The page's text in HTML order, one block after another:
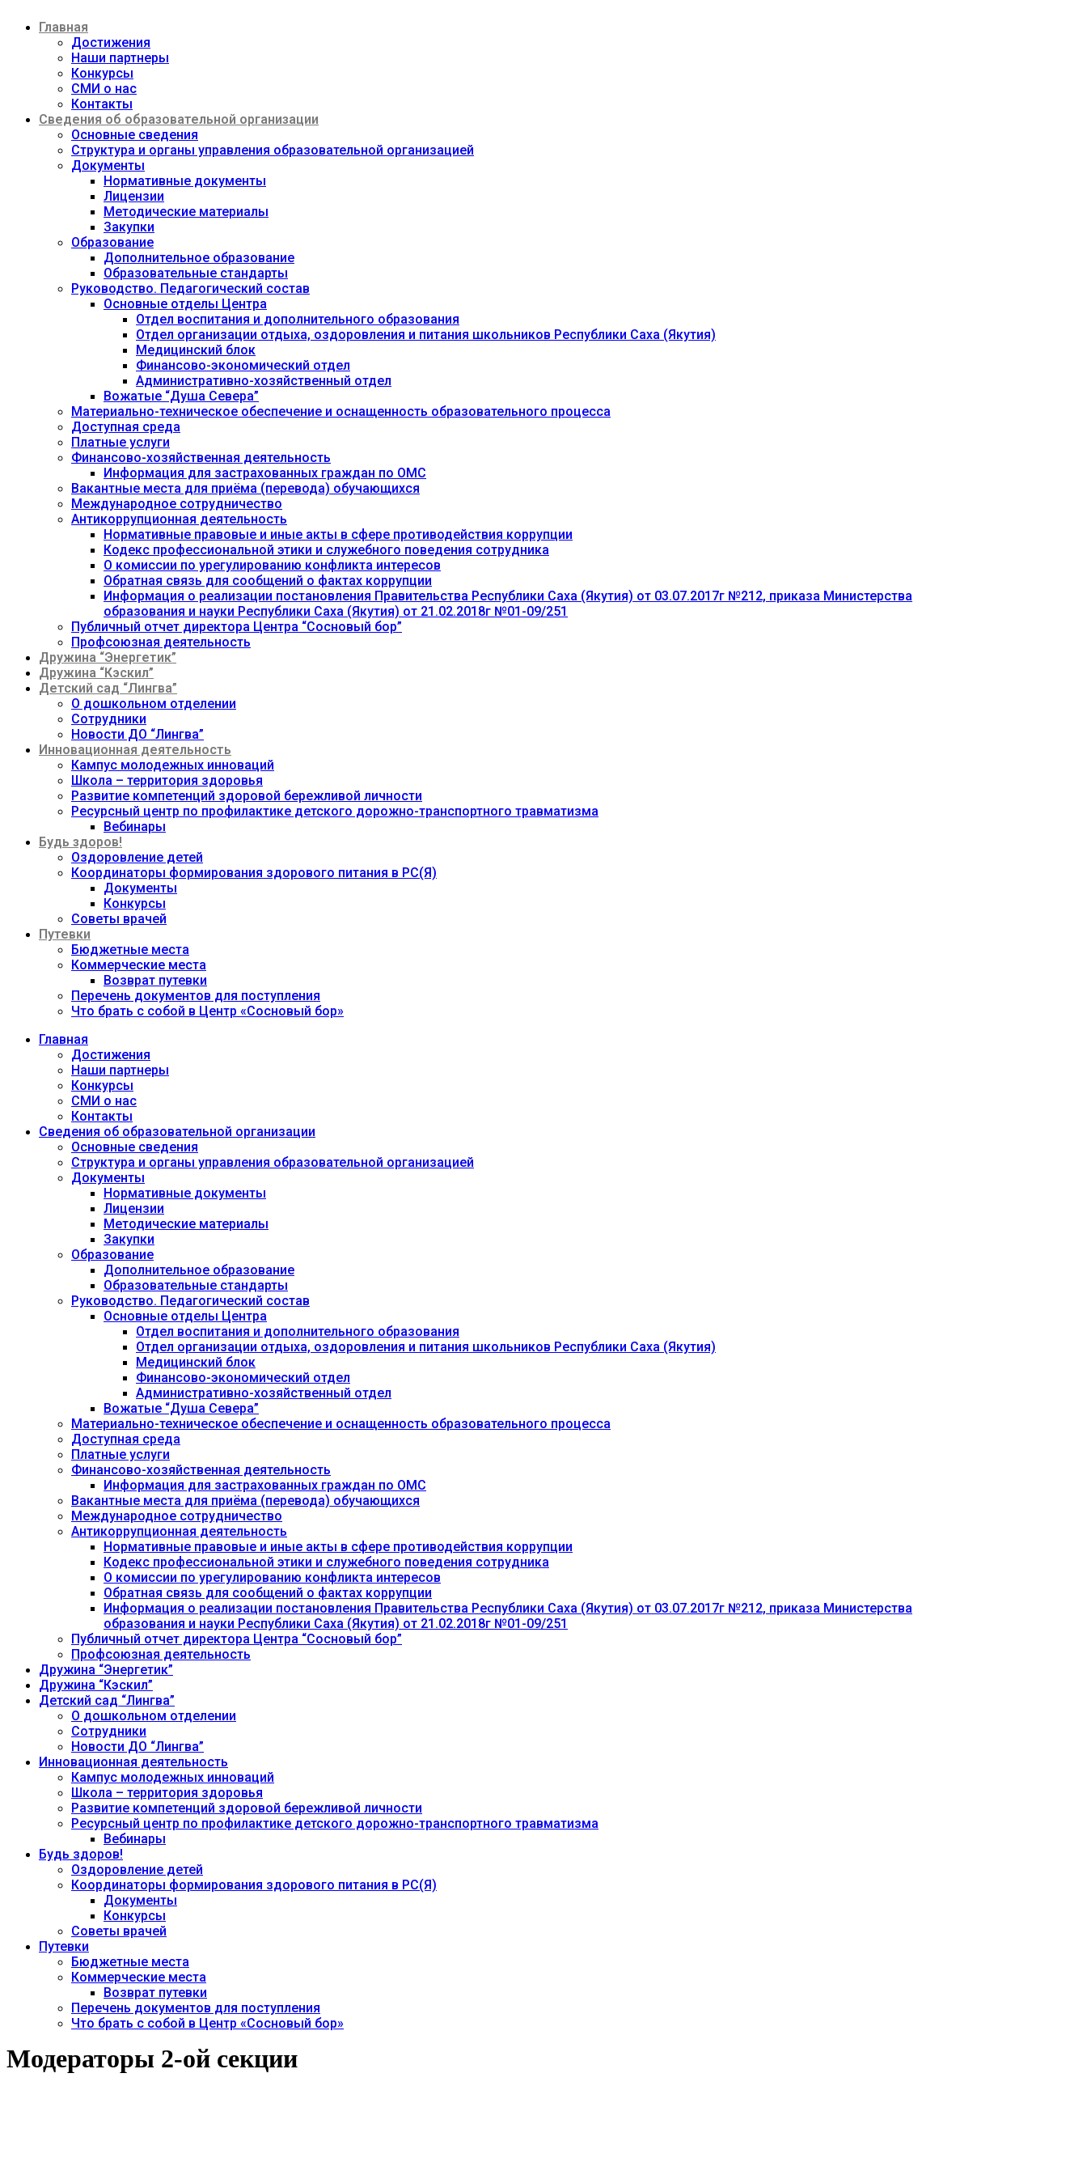
содержимому
Главная
Достижения
Наши партнеры
Конкурсы
СМИ о нас
Контакты
Сведения об образовательной организации
Основные сведения
Структура и органы управления образовательной организацией
Документы
Нормативные документы
Лицензии
Методические материалы
Закупки
Образование
Дополнительное образование
Образовательные стандарты
Руководство. Педагогический состав
Основные отделы Центра
Отдел воспитания и дополнительного образования
Отдел организации отдыха, оздоровления и питания школьников Республики Саха (Якутия)
Медицинский блок
Финансово-экономический отдел
Административно-хозяйственный отдел
Вожатые “Душа Севера”
Материально-техническое обеспечение и оснащенность образовательного процесса
Доступная среда
Платные услуги
Финансово-хозяйственная деятельность
Информация для застрахованных граждан по ОМС
Вакантные места для приёма (перевода) обучающихся
Международное сотрудничество
Антикоррупционная деятельность
Нормативные правовые и иные акты в сфере противодействия коррупции
Кодекс профессиональной этики и служебного поведения сотрудника
О комиссии по урегулированию конфликта интересов
Обратная связь для сообщений о фактах коррупции
Информация о реализации постановления Правительства Республики Саха (Якутия) от 03.07.2017г №212, приказа Министерства
образования и науки Республики Саха (Якутия) от 21.02.2018г №01-09/251
Публичный отчет директора Центра “Сосновый бор”
Профсоюзная деятельность
Дружина “Энергетик”
Дружина “Кэскил”
Детский сад “Лингва”
О дошкольном отделении
Сотрудники
Новости ДО “Лингва”
Инновационная деятельность
Кампус молодежных инноваций
Школа – территория здоровья
Развитие компетенций здоровой бережливой личности
Ресурсный центр по профилактике детского дорожно-транспортного травматизма
Вебинары
Будь здоров!
Оздоровление детей
Координаторы формирования здорового питания в РС(Я)
Документы
Конкурсы
Советы врачей
Путевки
Бюджетные места
Коммерческие места
Возврат путевки
Перечень документов для поступления
Что брать с собой в Центр «Сосновый бор»
Главная
Достижения
Наши партнеры
Конкурсы
СМИ о нас
Контакты
Сведения об образовательной организации
Основные сведения
Структура и органы управления образовательной организацией
Документы
Нормативные документы
Лицензии
Методические материалы
Закупки
Образование
Дополнительное образование
Образовательные стандарты
Руководство. Педагогический состав
Основные отделы Центра
Отдел воспитания и дополнительного образования
Отдел организации отдыха, оздоровления и питания школьников Республики Саха (Якутия)
Медицинский блок
Финансово-экономический отдел
Административно-хозяйственный отдел
Вожатые “Душа Севера”
Материально-техническое обеспечение и оснащенность образовательного процесса
Доступная среда
Платные услуги
Финансово-хозяйственная деятельность
Информация для застрахованных граждан по ОМС
Вакантные места для приёма (перевода) обучающихся
Международное сотрудничество
Антикоррупционная деятельность
Нормативные правовые и иные акты в сфере противодействия коррупции
Кодекс профессиональной этики и служебного поведения сотрудника
О комиссии по урегулированию конфликта интересов
Обратная связь для сообщений о фактах коррупции
Информация о реализации постановления Правительства Республики Саха (Якутия) от 03.07.2017г №212, приказа Министерства
образования и науки Республики Саха (Якутия) от 21.02.2018г №01-09/251
Публичный отчет директора Центра “Сосновый бор”
Профсоюзная деятельность
Дружина “Энергетик”
Дружина “Кэскил”
Детский сад “Лингва”
О дошкольном отделении
Сотрудники
Новости ДО “Лингва”
Инновационная деятельность
Кампус молодежных инноваций
Школа – территория здоровья
Развитие компетенций здоровой бережливой личности
Ресурсный центр по профилактике детского дорожно-транспортного травматизма
Вебинары
Будь здоров!
Оздоровление детей
Координаторы формирования здорового питания в РС(Я)
Документы
Конкурсы
Советы врачей
Путевки
Бюджетные места
Коммерческие места
Возврат путевки
Перечень документов для поступления
Что брать с собой в Центр «Сосновый бор»
Модераторы 2-ой секции